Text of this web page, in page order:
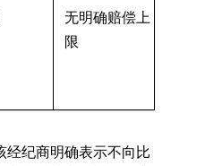
无明确赔偿上
限
经纪商明确表示不向比